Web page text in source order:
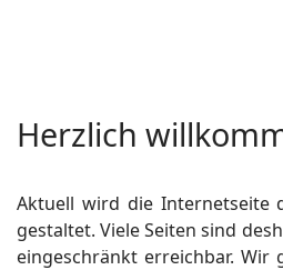
Herzlich
Aktuell wird die Internetseite
gestaltet. Viele Seiten sind
eingeschränkt erreichbar. Wir